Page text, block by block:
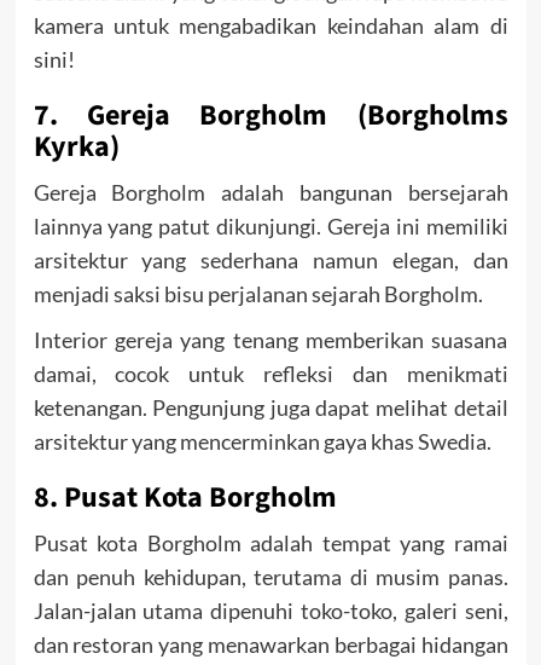
kamera untuk mengabadikan keindahan alam di
sini!
7. Gereja Borgholm (Borgholms
Kyrka)
Gereja Borgholm adalah bangunan bersejarah
lainnya yang patut dikunjungi. Gereja ini memiliki
arsitektur yang sederhana namun elegan, dan
menjadi saksi bisu perjalanan sejarah Borgholm.
Interior gereja yang tenang memberikan suasana
damai, cocok untuk refleksi dan menikmati
ketenangan. Pengunjung juga dapat melihat detail
arsitektur yang mencerminkan gaya khas Swedia.
8. Pusat Kota Borgholm
Pusat kota Borgholm adalah tempat yang ramai
dan penuh kehidupan, terutama di musim panas.
Jalan-jalan utama dipenuhi toko-toko, galeri seni,
dan restoran yang menawarkan berbagai hidangan